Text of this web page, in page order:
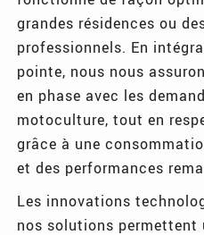
grandes résidences ou
professionnels. En
pointe, nous nous
en phase avec les
motoculture, tout en
grâce à une
et des performances
Les innovations
nos solutions permettent